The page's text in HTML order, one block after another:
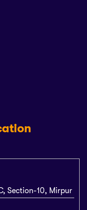
Section-10, Mirpur